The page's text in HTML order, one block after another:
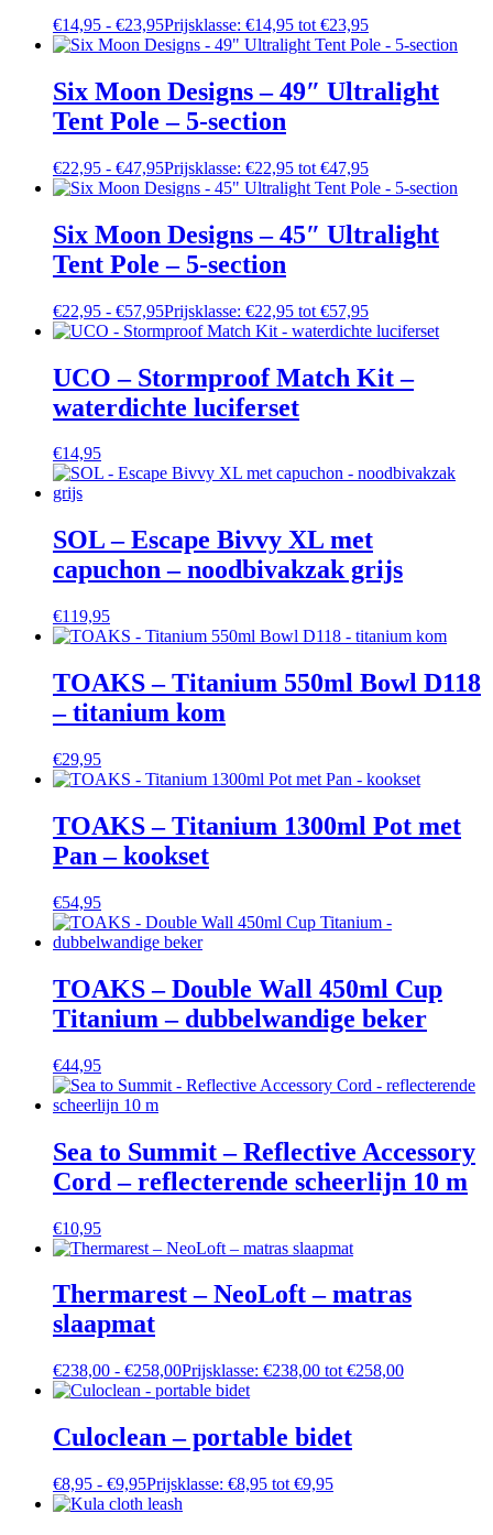
€14,95 - €23,95Prijsklasse: €14,95 tot €23,95
Six Moon Designs – 49″ Ultralight
Tent Pole – 5-section
€22,95 - €47,95Prijsklasse: €22,95 tot €47,95
Six Moon Designs – 45″ Ultralight
Tent Pole – 5-section
€22,95 - €57,95Prijsklasse: €22,95 tot €57,95
UCO – Stormproof Match Kit –
waterdichte luciferset
€14,95
SOL – Escape Bivvy XL met
capuchon – noodbivakzak grijs
€119,95
TOAKS – Titanium 550ml Bowl D118
– titanium kom
€29,95
TOAKS – Titanium 1300ml Pot met
Pan – kookset
€54,95
TOAKS – Double Wall 450ml Cup
Titanium – dubbelwandige beker
€44,95
Sea to Summit – Reflective Accessory
Cord – reflecterende scheerlijn 10 m
€10,95
Thermarest – NeoLoft – matras
slaapmat
€238,00 - €258,00Prijsklasse: €238,00 tot €258,00
Culoclean – portable bidet
€8,95 - €9,95Prijsklasse: €8,95 tot €9,95